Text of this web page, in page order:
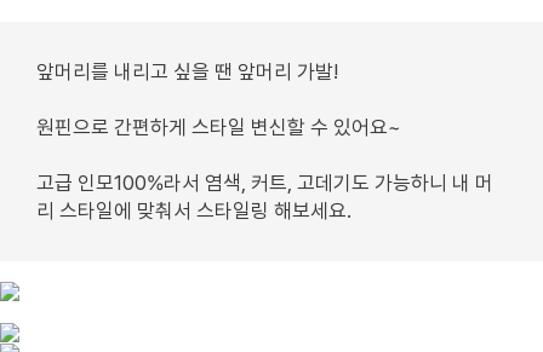
앞머리를 내리고 싶을 땐 앞머리 가발!
원핀으로 간편하게 스타일 변신할 수 있어요~
고급 인모100%라서 염색, 커트, 고데기도 가능하니 내 머
리 스타일에 맞춰서 스타일링 해보세요.